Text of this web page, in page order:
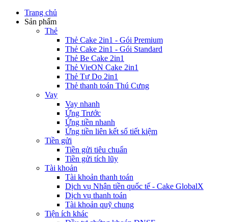
Trang chủ
Sản phẩm
Thẻ
Thẻ Cake 2in1 - Gói Premium
Thẻ Cake 2in1 - Gói Standard
Thẻ Be Cake 2in1
Thẻ VieON Cake 2in1
Thẻ Tự Do 2in1
Thẻ thanh toán Thú Cưng
Vay
Vay nhanh
Ứng Trước
Ứng tiền nhanh
Ứng tiền liên kết sổ tiết kiệm
Tiền gửi
Tiền gửi tiêu chuẩn
Tiền gửi tích lũy
Tài khoản
Tài khoản thanh toán
Dịch vụ Nhận tiền quốc tế - Cake GlobalX
Dịch vụ thanh toán
Tài khoản quỹ chung
Tiện ích khác